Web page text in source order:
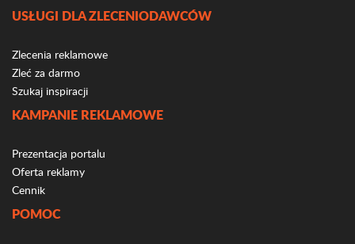
USŁUGI DLA ZLECENIODAWCÓW
Zlecenia reklamowe
Zleć za darmo
Szukaj inspiracji
KAMPANIE REKLAMOWE
Prezentacja portalu
Oferta reklamy
Cennik
POMOC